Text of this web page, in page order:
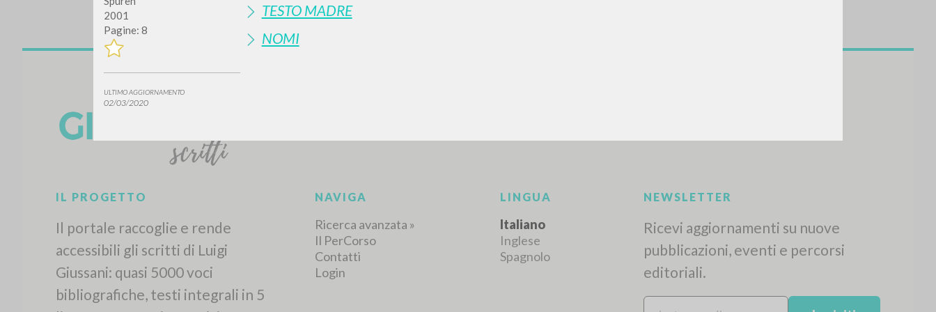
2001
Pagine: 8
ULTIMO AGGIORNAMENTO
02/03/2020
TESTO MADRE
NOMI
IL PROGETTO
Il portale raccoglie e rende
NAVIGA LINGUA NEWSLETTER
Ricevi aggiornamenti su nuove